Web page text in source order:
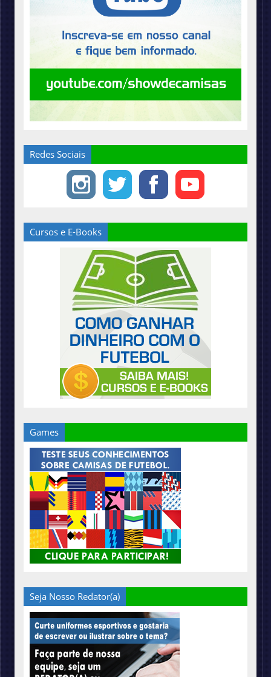
Redes Sociais
Cursos e E-Books
Games
Seja Nosso Redator(a)